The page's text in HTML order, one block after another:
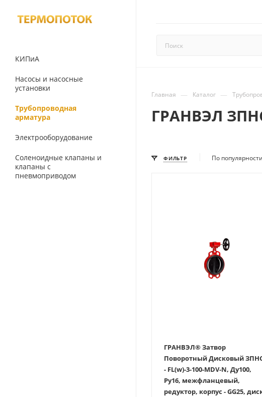
КИПиА
Насосы и насосные
установки
Трубопроводная
арматура
Электрооборудование
Соленоидные клапаны и
клапаны с
пневмоприводом
Главная — Каталог —
ГРАНВЭЛ
ФИЛЬТР По
ГРАНВЭЛ® Затвор
Поворотный Дисковый ЗПНС
- FL(w)-3-100-MDV-N, Ду100,
Ру16, межфланцевый,
редуктор, корпус - GG25,